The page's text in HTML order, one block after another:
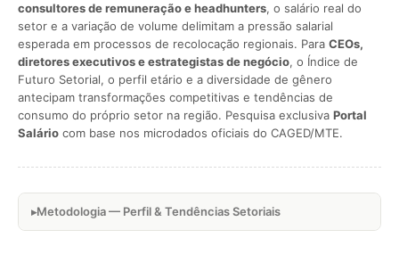
consultores de remuneração e headhunters, o salário real do
setor e a variação de volume delimitam a pressão salarial
esperada em processos de recolocação regionais. Para CEOs,
diretores executivos e estrategistas de negócio, o Índice de
Futuro Setorial, o perfil etário e a diversidade de gênero
antecipam transformações competitivas e tendências de
consumo do próprio setor na região. Pesquisa exclusiva Portal
Salário com base nos microdados oficiais do CAGED/MTE.
Metodologia — Perfil & Tendências Setoriais